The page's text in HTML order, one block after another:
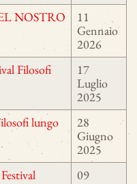
NOSTRO
11
Gennaio
2026
Filosofi
17
Luglio
2025
lungo
28
Giugno
2025
09